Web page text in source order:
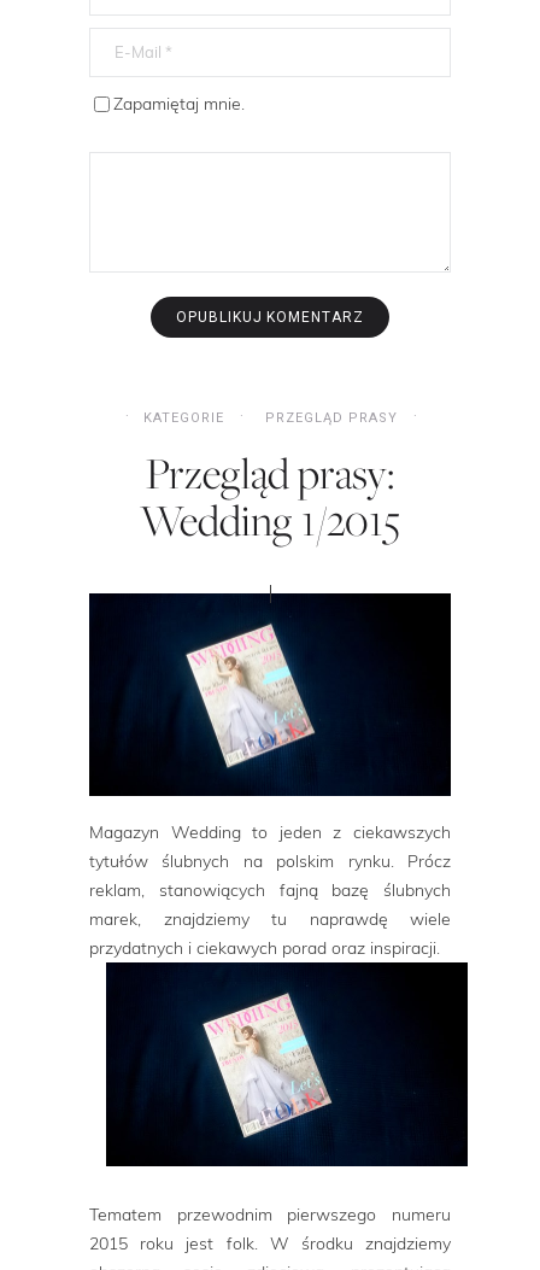
Zapamiętaj mnie.
KATEGORIE PRZEGLĄD PRASY
Przegląd prasy:
Wedding 1/2015
Magazyn Wedding to jeden z ciekawszych
tytułów ślubnych na polskim rynku. Prócz
reklam, stanowiących fajną bazę ślubnych
marek, znajdziemy tu naprawdę wiele
przydatnych i ciekawych porad oraz inspiracji.
Tematem przewodnim pierwszego numeru
2015 roku jest folk. W środku znajdziemy